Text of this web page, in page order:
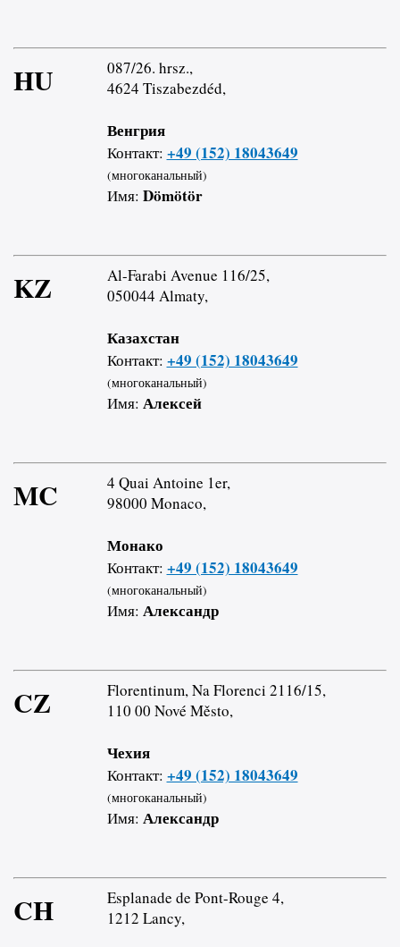
HU
087/26. hrsz.,
4624 Tiszabezdéd,
Венгрия
Контакт: +49 (152) 18043649
(многоканальный)
Имя: Dömötör
KZ
Al-Farabi Avenue 116/25,
050044 Almaty,
Казахстан
Контакт: +49 (152) 18043649
(многоканальный)
Имя: Алексей
MC
4 Quai Antoine 1er,
98000 Monaco,
Монако
Контакт: +49 (152) 18043649
(многоканальный)
Имя: Александр
CZ
Florentinum, Na Florenci 2116/15,
110 00 Nové Město,
Чехия
Контакт: +49 (152) 18043649
(многоканальный)
Имя: Александр
CH
Esplanade de Pont-Rouge 4,
1212 Lancy,